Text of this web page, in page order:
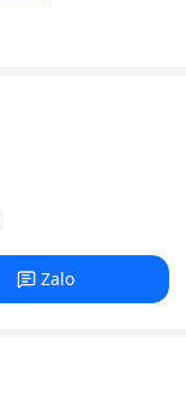
Zalo